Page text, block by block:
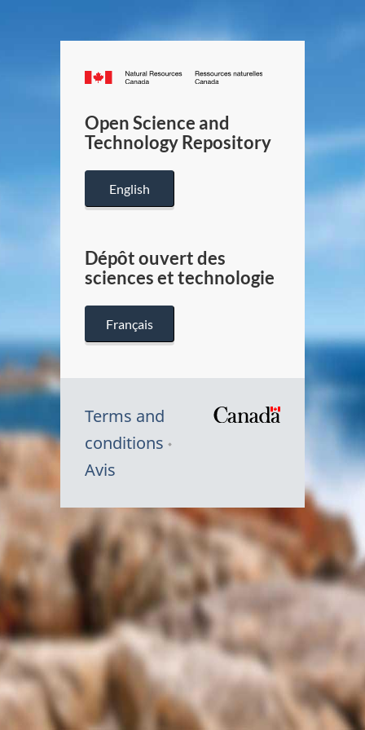
Canada.ca
/
Canada
Open Science and
Technology Repository
English
Dépôt ouvert des
sciences et technologie
Français
Terms and
conditions
Avis
Symbole
du
Canada